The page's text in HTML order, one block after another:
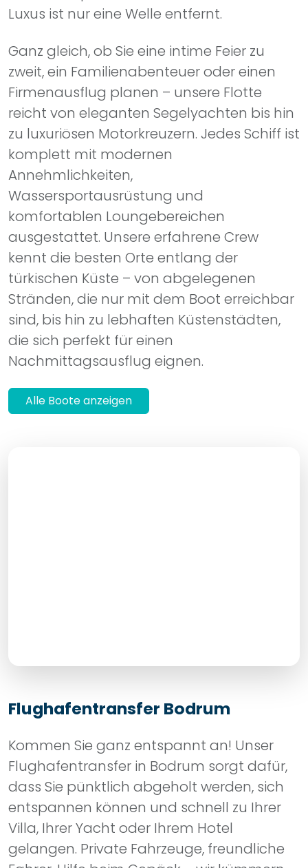
zweit, ein Familienabenteuer oder einen
Firmenausflug planen – unsere Flotte
reicht von eleganten Segelyachten bis hin
zu luxuriösen Motorkreuzern. Jedes Schiff ist
komplett mit modernen
Annehmlichkeiten,
Wassersportausrüstung und
komfortablen Loungebereichen
ausgestattet. Unsere erfahrene Crew
kennt die besten Orte entlang der
türkischen Küste – von abgelegenen
Stränden, die nur mit dem Boot erreichbar
sind, bis hin zu lebhaften Küstenstädten,
die sich perfekt für einen
Nachmittagsausflug eignen.
Flughafentransfer in Bodrum sorgt dafür,
dass Sie pünktlich abgeholt werden, sich
entspannen können und schnell zu Ihrer
Villa, Ihrer Yacht oder Ihrem Hotel
gelangen. Private Fahrzeuge, freundliche
Fahrer, Hilfe beim Gepäck – wir kümmern
uns um alles, sobald Sie gelandet sind.